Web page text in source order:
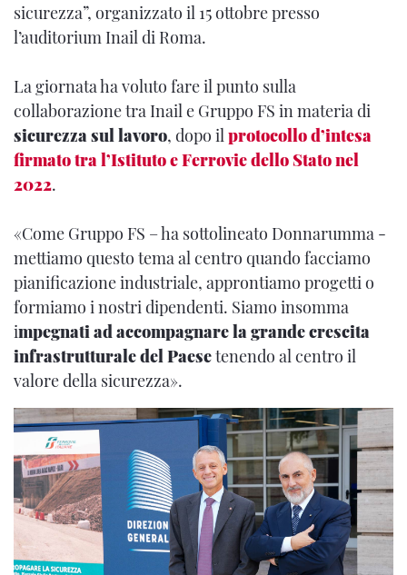
sicurezza”, organizzato il 15 ottobre presso
l’auditorium Inail di Roma.
La giornata ha voluto fare il punto sulla
collaborazione tra Inail e Gruppo FS in materia di
sicurezza sul lavoro, dopo ilprotocollo d’intesa
firmato tra l’Istituto e Ferrovie dello Stato nel
2022.
«Come Gruppo FS – ha sottolineato Donnarumma -
mettiamo questo tema al centro quando facciamo
pianificazione industriale, approntiamo progetti o
formiamo i nostri dipendenti. Siamo insomma
impegnati ad accompagnare la grande crescita
infrastrutturale del Paesetenendo al centro il
valore della sicurezza».